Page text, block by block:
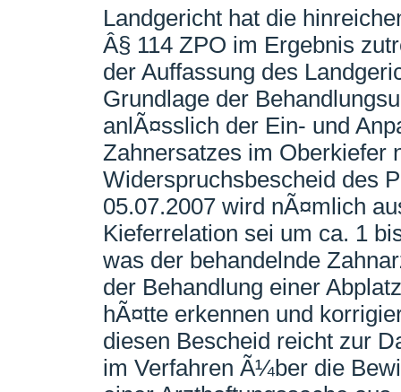
Landgericht hat die
Â§ 114 ZPO im Ergebnis
der Auffassung des
Grundlage der
anlÃ¤sslich der Ein- und
Zahnersatzes im Oberkiefer
Widerspruchsbescheid des
05.07.2007 wird nÃ¤mlich
Kieferrelation sei um ca. 1
was der behandelnde
der Behandlung einer
hÃ¤tte erkennen und
diesen Bescheid reicht zur
im Verfahren Ã¼ber die